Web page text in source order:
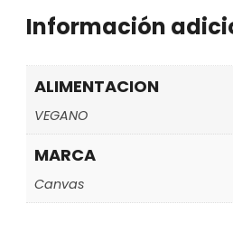
Información
ALIMENTACION
VEGANO
MARCA
Canvas